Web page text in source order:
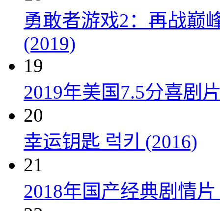
勇敢者游戏2：再战巅
(2019)
19
2019年美国7.5分喜剧
20
幸运钥匙 럭키 (2016)
21
2018年国产经典剧情